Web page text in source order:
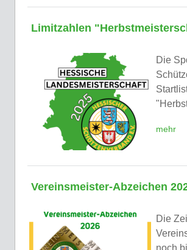
Limitzahlen
Die
mehr
Vereinsmeister-Abzeichen
Die
noch